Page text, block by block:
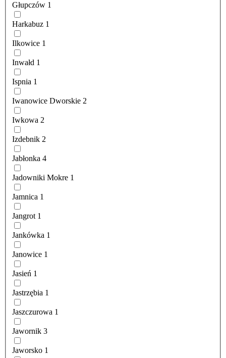
Głupczów 1
Harkabuz 1
Ilkowice 1
Inwałd 1
Ispnia 1
Iwanowice Dworskie 2
Iwkowa 2
Izdebnik 2
Jabłonka 4
Jadowniki Mokre 1
Jamnica 1
Jangrot 1
Jankówka 1
Janowice 1
Jasień 1
Jastrzębia 1
Jaszczurowa 1
Jawornik 3
Jaworsko 1